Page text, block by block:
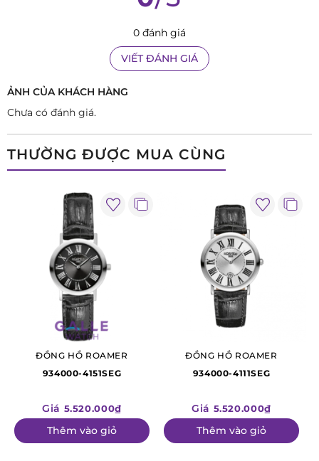
Lịch sử thương hiệu đồng hồ Roamer
Đánh giá đồng hồ Roamer 508822-495450 :
Khẳng định giá trị và đẳng cấp doanh nhân
0 đánh giá
VIẾT ĐÁNH GIÁ
ẢNH CỦA KHÁCH HÀNG
Chưa có đánh giá.
THƯỜNG ĐƯỢC MUA CÙNG
ĐỒNG HỒ ROAMER
934000-4151SEG
Giá 5.520.000₫
Thêm vào giỏ
ĐỒNG HỒ ROAMER
934000-4111SEG
Giá 5.520.000₫
Thêm vào giỏ